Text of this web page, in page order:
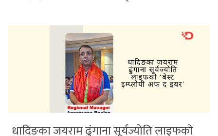
धादिङका जयराम ढुंगाना सूर्यज्योति लाइफको